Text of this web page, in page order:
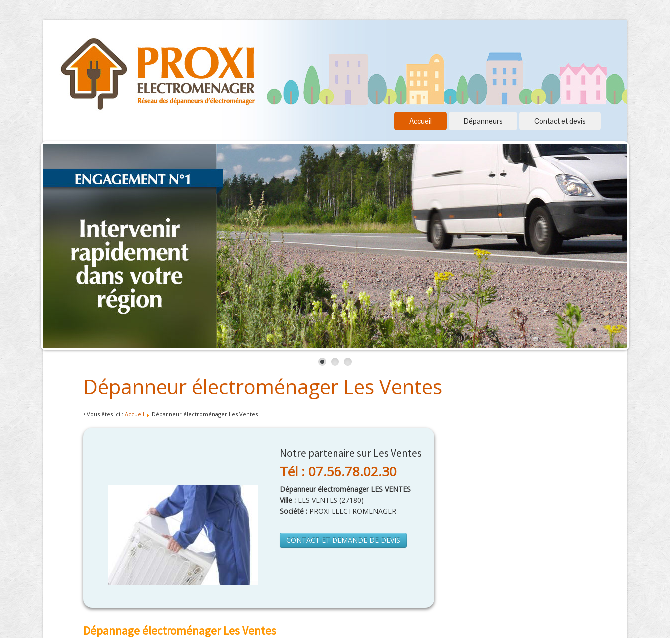
Accueil Dépanneurs Contact et devis
Dépanneur électroménager Les Ventes
• Vous êtes ici : Accueil Dépanneur électroménager Les Ventes
Notre partenaire sur Les Ventes
Tél : 07.56.78.02.30
Dépanneur électroménager LES VENTES
Ville : LES VENTES (27180)
Société : PROXI ELECTROMENAGER
CONTACT ET DEMANDE DE DEVIS
Dépannage électroménager Les Ventes